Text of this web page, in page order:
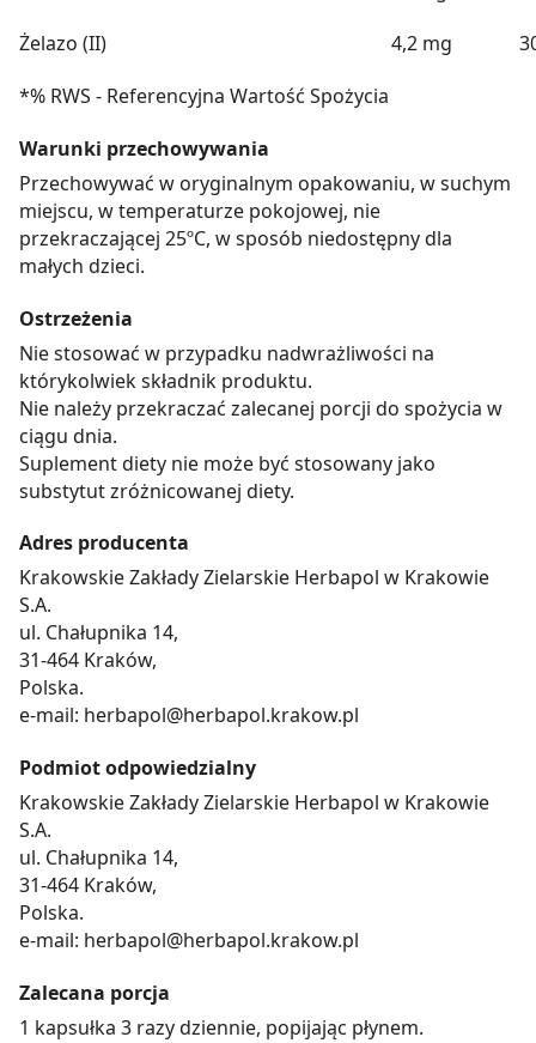
Żelazo (II)
4,2 mg
*% RWS - Referencyjna Wartość Spożycia
Warunki przechowywania
Przechowywać w oryginalnym opakowaniu, w suchym
miejscu, w temperaturze pokojowej, nie
przekraczającej 25ºC, w sposób niedostępny dla
małych dzieci.
Ostrzeżenia
Nie stosować w przypadku nadwrażliwości na
którykolwiek składnik produktu.
Nie należy przekraczać zalecanej porcji do spożycia w
ciągu dnia.
Suplement diety nie może być stosowany jako
substytut zróżnicowanej diety.
Adres producenta
Krakowskie Zakłady Zielarskie Herbapol w Krakowie
S.A.
ul. Chałupnika 14,
31-464 Kraków,
Polska.
e-mail: herbapol@herbapol.krakow.pl
Podmiot odpowiedzialny
Krakowskie Zakłady Zielarskie Herbapol w Krakowie
S.A.
ul. Chałupnika 14,
31-464 Kraków,
Polska.
e-mail: herbapol@herbapol.krakow.pl
Zalecana porcja
1 kapsułka 3 razy dziennie, popijając płynem.